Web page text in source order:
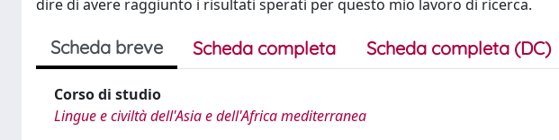
dire di avere raggiunto i risultati sperati per questo mio lavoro di ricerca.
Scheda breve Scheda completa Scheda completa (DC)
Corso di studio
Lingue e civiltà dell'Asia e dell'Africa mediterranea